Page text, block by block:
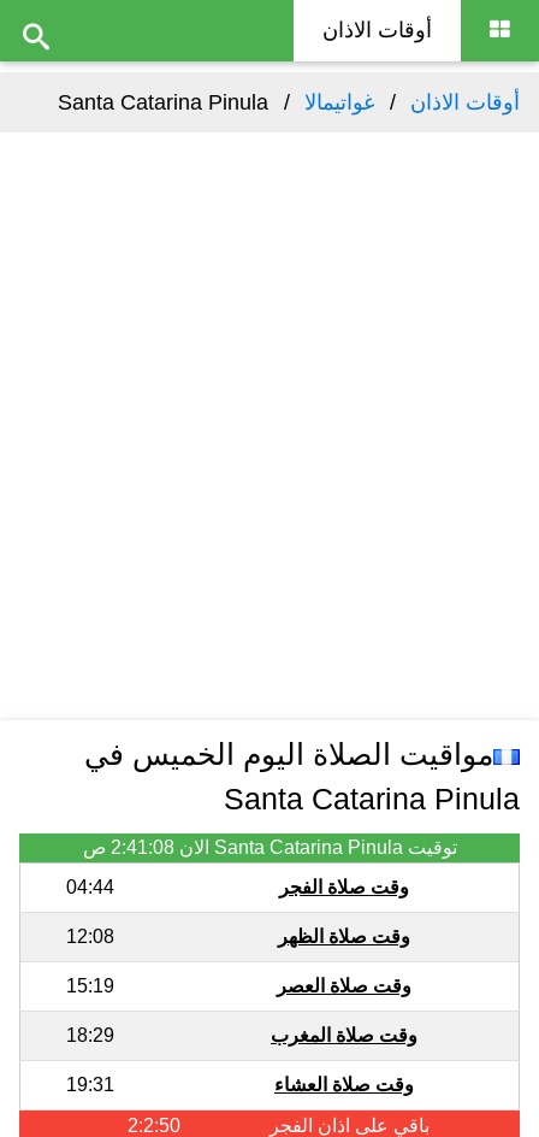
أوقات الاذان
أوقات الاذان غواتيمالا Santa Catarina Pinula
مواقيت الصلاة اليوم الخميس في
Santa Catarina Pinula
توقيت Santa Catarina Pinula الان
2:41:08 ص
وقت صلاة الفجر
04:44
وقت صلاة الظهر 12:08
وقت صلاة العصر 15:19
وقت صلاة المغرب 18:29
وقت صلاة العشاء
19:31
باقي على اذان الفجر
2:2:50